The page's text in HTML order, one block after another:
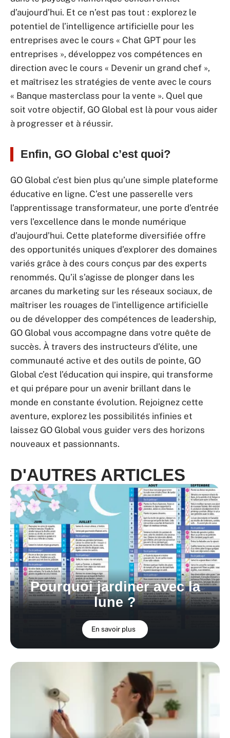
d’aujourd’hui. Et ce n’est pas tout : explorez le
potentiel de l’intelligence artificielle pour les
entreprises avec le cours « Chat GPT pour les
entreprises », développez vos compétences en
direction avec le cours « Devenir un grand chef »,
et maîtrisez les stratégies de vente avec le cours
« Banque masterclass pour la vente ». Quel que
soit votre objectif, GO Global est là pour vous aider
à progresser et à réussir.
Enfin, GO Global c’est quoi?
GO Global c’est bien plus qu’une simple plateforme
éducative en ligne. C’est une passerelle vers
l’apprentissage transformateur, une porte d’entrée
vers l’excellence dans le monde numérique
d’aujourd’hui. Cette plateforme diversifiée offre
des opportunités uniques d’explorer des domaines
variés grâce à des cours conçus par des experts
renommés. Qu’il s’agisse de plonger dans les
arcanes du marketing sur les réseaux sociaux, de
maîtriser les rouages de l’intelligence artificielle
ou de développer des compétences de leadership,
GO Global vous accompagne dans votre quête de
succès. À travers des instructeurs d’élite, une
communauté active et des outils de pointe, GO
Global c’est l’éducation qui inspire, qui transforme
et qui prépare pour un avenir brillant dans le
monde en constante évolution. Rejoignez cette
aventure, explorez les possibilités infinies et
laissez GO Global vous guider vers des horizons
nouveaux et passionnants.
D'AUTRES ARTICLES
Pourquoi jardiner avec la
lune ?
En savoir plus